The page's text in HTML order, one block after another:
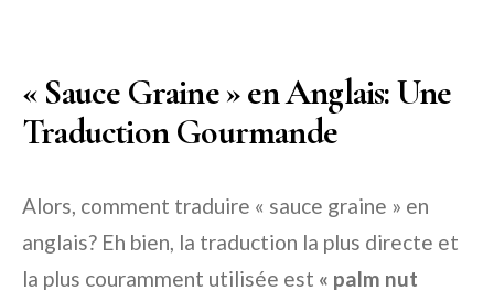
« Sauce Graine » en Anglais: Une
Traduction Gourmande
Alors, comment traduire « sauce graine » en
anglais? Eh bien, la traduction la plus directe et
la plus couramment utilisée est « palm nut